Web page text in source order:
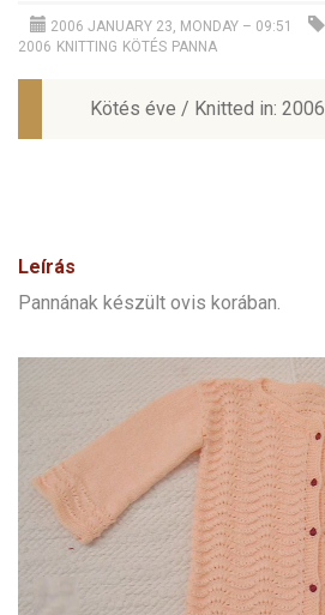
2006 JANUARY 23, MONDAY – 09:51
2006 KNITTING KÖTÉS PANNA
Kötés éve / Knitted in: 2006.
Leírás
Pannának készült ovis korában.